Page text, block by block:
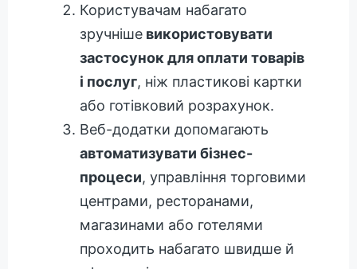
Користувачам набагато
зручніше використовувати
застосунок для оплати товарів
і послуг, ніж пластикові картки
або готівковий розрахунок.
Веб-додатки допомагають
автоматизувати бізнес-
процеси, управління торговими
центрами, ресторанами,
магазинами або готелями
проходить набагато швидше й